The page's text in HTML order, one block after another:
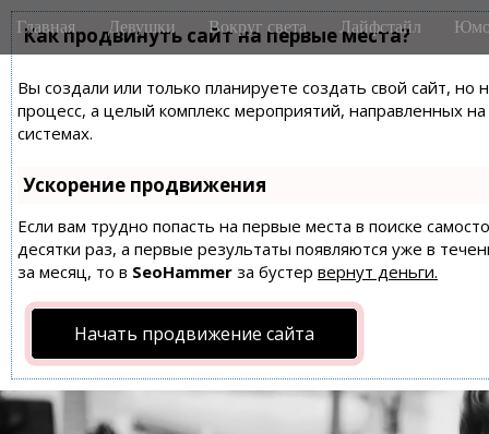
Как продвинуть сайт на первые места?
Вы создали или только планируете создать свой сайт,
процесс, а целый комплекс мероприятий, направленных
системах.
Ускорение продвижения
Если вам трудно попасть на первые места в поиске
десятки раз, а первые результаты появляются уже в
за месяц, то в SeoHammer за бустер вернут деньги.
Начать продвижение сайта
M
a
n
m
e
n
u
i
Главная Девушки Вокруг света Лайфстайл